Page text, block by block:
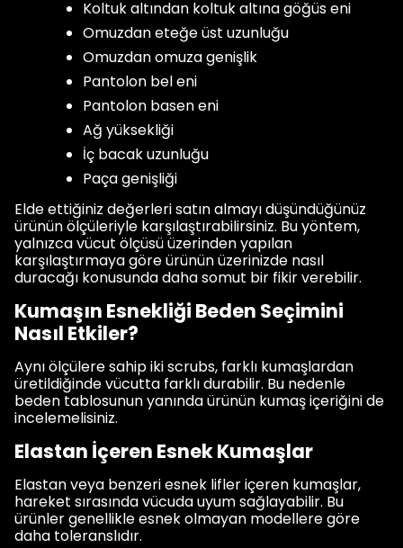
Koltuk altından koltuk altına göğüs eni
Omuzdan eteğe üst uzunluğu
Omuzdan omuza genişlik
Pantolon bel eni
Pantolon basen eni
Ağ yüksekliği
İç bacak uzunluğu
Paça genişliği
Elde ettiğiniz değerleri satın almayı düşündüğünüz
ürünün ölçüleriyle karşılaştırabilirsiniz. Bu yöntem,
yalnızca vücut ölçüsü üzerinden yapılan
karşılaştırmaya göre ürünün üzerinizde nasıl
duracağı konusunda daha somut bir fikir verebilir.
Kumaşın Esnekliği Beden Seçimini
Nasıl Etkiler?
Aynı ölçülere sahip iki scrubs, farklı kumaşlardan
üretildiğinde vücutta farklı durabilir. Bu nedenle
beden tablosunun yanında ürünün kumaş içeriğini de
incelemelisiniz.
Elastan İçeren Esnek Kumaşlar
Elastan veya benzeri esnek lifler içeren kumaşlar,
hareket sırasında vücuda uyum sağlayabilir. Bu
ürünler genellikle esnek olmayan modellere göre
daha toleranslıdır.